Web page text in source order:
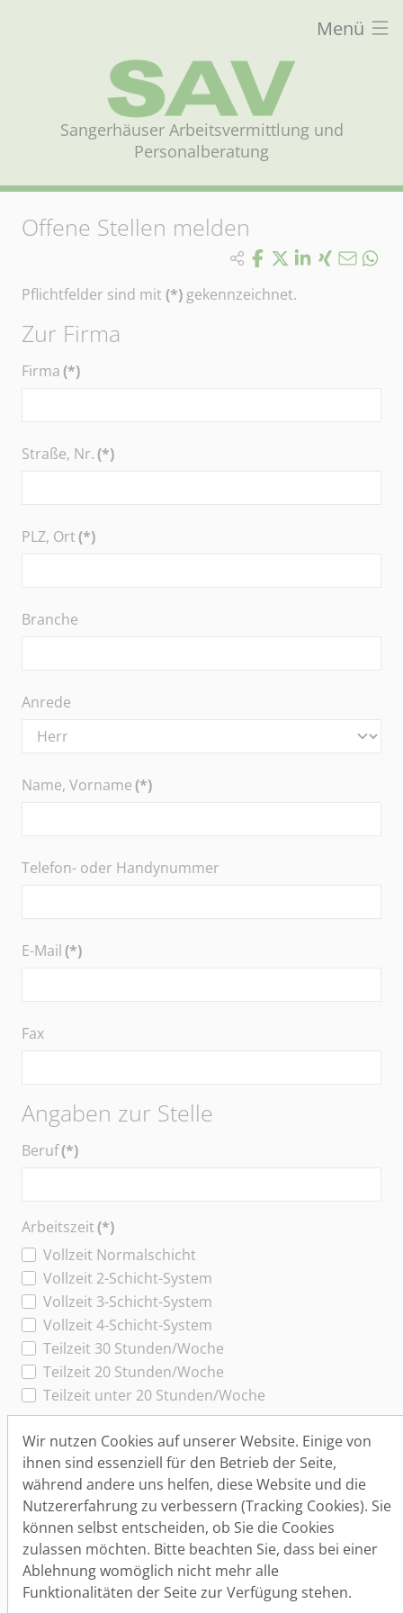
Menü
Sangerhäuser Arbeitsvermittlung und
Personalberatung
Offene Stellen melden
Pflichtfelder sind mit (*) gekennzeichnet.
Zur Firma
Firma(*)
Straße, Nr.(*)
PLZ, Ort(*)
Branche
Anrede
Name, Vorname(*)
Telefon- oder Handynummer
E-Mail(*)
Fax
Angaben zur Stelle
Beruf(*)
Arbeitszeit(*)
Vollzeit Normalschicht
Vollzeit 2-Schicht-System
Vollzeit 3-Schicht-System
Vollzeit 4-Schicht-System
Teilzeit 30 Stunden/Woche
Teilzeit 20 Stunden/Woche
Teilzeit unter 20 Stunden/Woche
Spezielles
Mini-Job
Lehrstelle
Trainee-Stelle
Stellenbeschreibung(*)
Wir nutzen Cookies auf unserer Website. Einige von
ihnen sind essenziell für den Betrieb der Seite,
während andere uns helfen, diese Website und die
Nutzererfahrung zu verbessern (Tracking Cookies). Sie
können selbst entscheiden, ob Sie die Cookies
zulassen möchten. Bitte beachten Sie, dass bei einer
Ablehnung womöglich nicht mehr alle
Funktionalitäten der Seite zur Verfügung stehen.